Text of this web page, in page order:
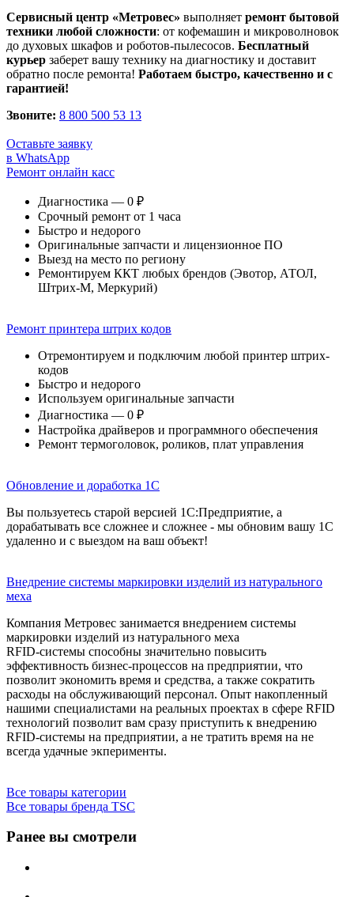
Сервисный центр «Метровес» выполняет ремонт бытовой
техники любой сложности: от кофемашин и микроволновок
до духовых шкафов и роботов-пылесосов. Бесплатный
курьер заберет вашу технику на диагностику и доставит
обратно после ремонта! Работаем быстро, качественно и с
гарантией!
Звоните: 8 800 500 53 13
Оставьте заявку
в WhatsApp
Ремонт онлайн касс
Диагностика — 0 ₽
Срочный ремонт от 1 часа
Быстро и недорого
Оригинальные запчасти и лицензионное ПО
Выезд на место по региону
Ремонтируем ККТ любых брендов (Эвотор, АТОЛ,
Штрих-М, Меркурий)
Ремонт принтера штрих кодов
Отремонтируем и подключим любой принтер штрих-
кодов
Быстро и недорого
Используем оригинальные запчасти
Диагностика — 0 ₽
Настройка драйверов и программного обеспечения
Ремонт термоголовок, роликов, плат управления
Обновление и доработка 1С
Вы пользуетесь старой версией 1С:Предприятие, а
дорабатывать все сложнее и сложнее - мы обновим вашу 1С
удаленно и с выездом на ваш объект!
Внедрение системы маркировки изделий из натурального
меха
Компания Метровес занимается внедрением системы
маркировки изделий из натурального меха
RFID-системы способны значительно повысить
эффективность бизнес-процессов на предприятии, что
позволит экономить время и средства, а также сократить
расходы на обслуживающий персонал. Опыт накопленный
нашими специалистами на реальных проектах в сфере RFID
технологий позволит вам сразу приступить к внедрению
RFID-системы на предприятии, а не тратить время на не
всегда удачные экперименты.
Все товары категории
Все товары бренда TSC
Ранее вы смотрели